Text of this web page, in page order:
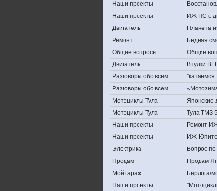
Наши проекты
Наши проекты
ИЖ ПС с
Двигатель
Планета
Ремонт
Бедная
Общие вопросы
Общие
Двигатель
Втулки
Разговоры обо всем
Разговоры обо всем
Мотоциклы Тула
Японские
Мотоциклы Тула
Тула ТМЗ
Наши проекты
Ремонт
Наши проекты
ИЖ-
Электрика
Вопрос по
Продам
Продам
Мой гараж
Берлога/
Наши проекты